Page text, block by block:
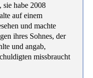
sie habe 2008
auf einem
und machte
ihres Sohnes, der
und angab,
missbraucht